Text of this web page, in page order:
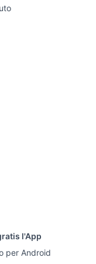
Sports
Biciclette
l'App
per Android